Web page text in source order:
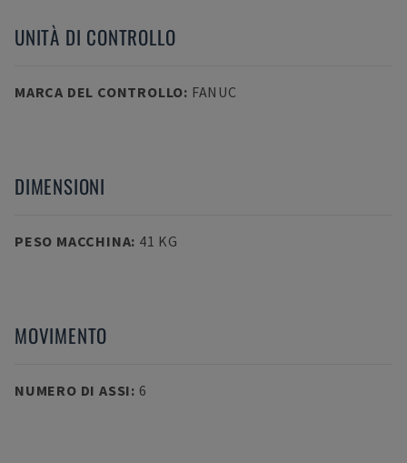
UNITÀ DI CONTROLLO
MARCA DEL CONTROLLO: FANUC
DIMENSIONI
PESO MACCHINA: 41 KG
MOVIMENTO
NUMERO DI ASSI: 6